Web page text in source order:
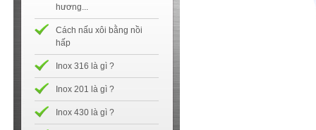
hương...
Cách nấu xôi bằng nồi
hấp
Inox 316 là gì ?
Inox 201 là gì ?
Inox 430 là gì ?